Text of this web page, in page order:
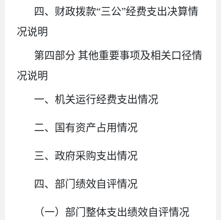
四、财政拨款“三公”经费支出决算情
况说明
第四部分 其他重要事项及相关口径情
况说明
一、机关运行经费支出情况
二、国有资产占用情况
三、政府采购支出情况
四、部门绩效自评情况
（一）部门整体支出绩效自评情况